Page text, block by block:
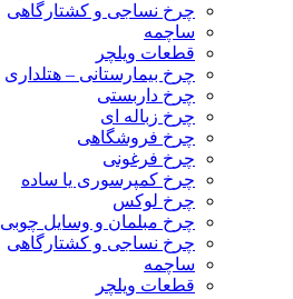
چرخ نساجی و کشتارگاهی
ساچمه
قطعات ویلچر
چرخ بیمارستانی – هتلداری
چرخ داربستی
چرخ زباله ای
چرخ فروشگاهی
چرخ فرغونی
چرخ کمپرسوری یا ساده
چرخ لوکس
چرخ مبلمان و وسایل چوبی
چرخ نساجی و کشتارگاهی
ساچمه
قطعات ویلچر